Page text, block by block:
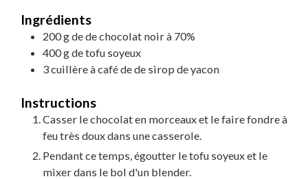
Ingrédients
200gdede chocolat noir à 70%
400gdetofu soyeux
3cuillère à cafédede sirop de yacon
Instructions
Casser le chocolat en morceaux et le faire fondre à
feu très doux dans une casserole.
Pendant ce temps, égoutter le tofu soyeux et le
mixer dans le bol d'un blender.